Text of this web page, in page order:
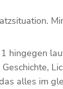
hingegen
alles im